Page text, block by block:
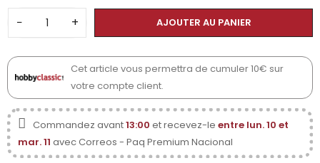
− + AJOUTER AU PANIER
Cet article vous permettra de cumuler 10€ sur
votre compte client.
Commandez avant13:00 et recevez-le entre lun. 10 et
mar. 11 avec Correos - Paq Premium Nacional